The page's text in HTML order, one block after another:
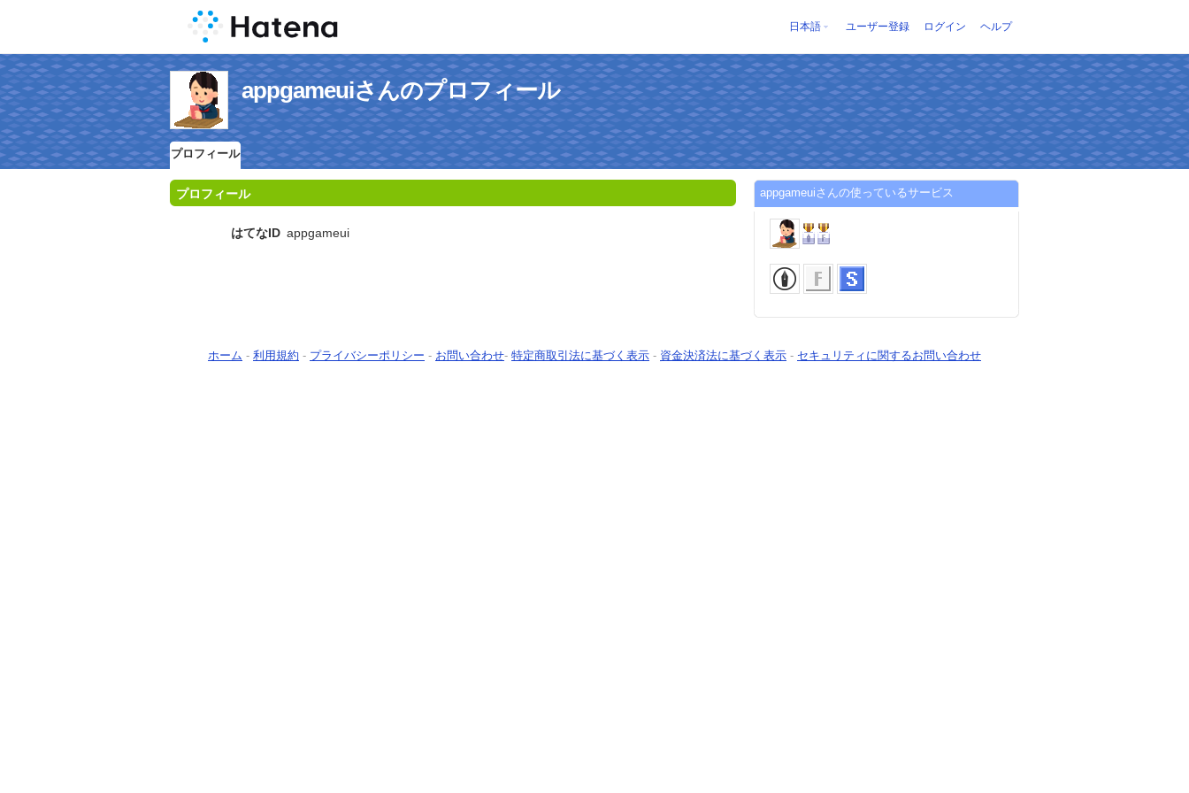
日本語 ユーザー登録 ログイン ヘルプ
appgameuiさんのプロフィール
プロフィール
プロフィール
はてなID appgameui
appgameuiさんの使っているサービス
ホーム - 利用規約 - プライバシーポリシー - お問い合わせ- 特定商取引法に基づく表示 - 資金決済法に基づく表示 - セキュリティに関するお問い合わせ